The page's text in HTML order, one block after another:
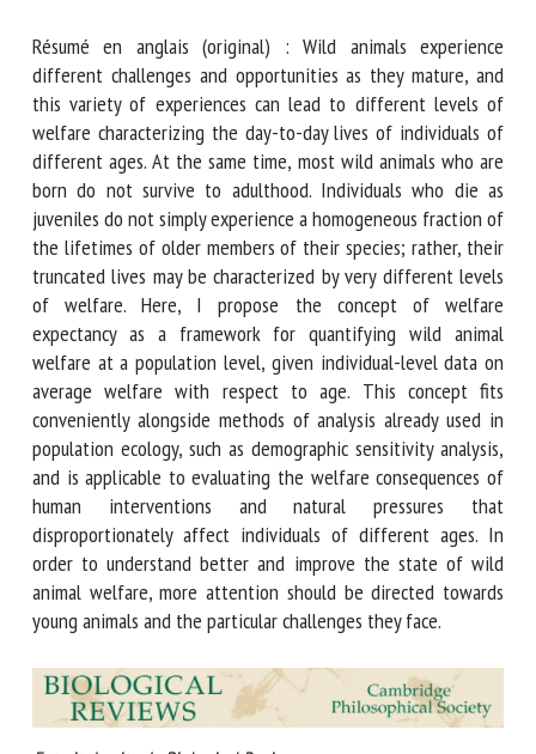
Résumé en anglais (original) : Wild animals experience
different challenges and opportunities as they mature, and
this variety of experiences can lead to different levels of
welfare characterizing the day-to-day lives of individuals of
different ages. At the same time, most wild animals who
are born do not survive to adulthood. Individuals who die as
juveniles do not simply experience a homogeneous fraction
of the lifetimes of older members of their species; rather,
their truncated lives may be characterized by very different
levels of welfare. Here, I propose the concept of welfare
expectancy as a framework for quantifying wild animal
welfare at a population level, given individual-level data on
average welfare with respect to age. This concept fits
conveniently alongside methods of analysis already used in
population ecology, such as demographic sensitivity
analysis, and is applicable to evaluating the welfare
consequences of human interventions and natural pressures
that disproportionately affect individuals of different ages.
In order to understand better and improve the state of
wild animal welfare, more attention should be directed
face.